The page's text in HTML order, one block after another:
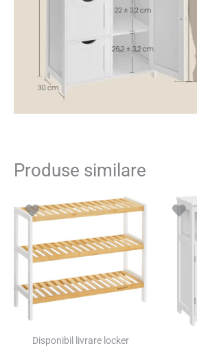
Produse similare
Disponibil livrare locker